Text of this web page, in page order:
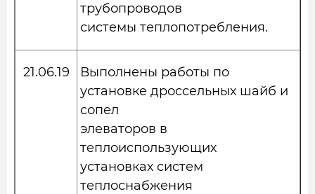
трубопроводов
системы теплопотребления.
21.06.19
Выполнены работы по
установке дроссельных шайб и
сопел
элеваторов в
теплоиспользующих
установках систем
теплоснабжения